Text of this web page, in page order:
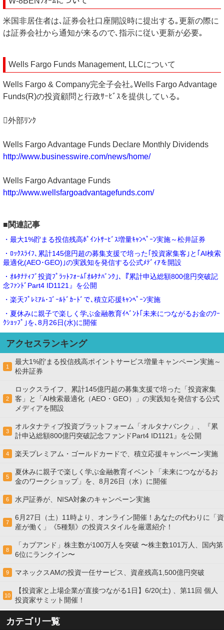
米国非居住者は､証券会社口座開設時に提出する｡更新の際に
は証券会社から通知が来るので､指示に従い更新が必要｡
Wells Fargo Funds Management, LLCについて
Wells Fargo & Company完全子会社｡Wells Fargo Advantage
Funds(R)の投資顧問と行政ｻｰﾋﾞｽを提供している｡
外部ﾘﾝｸ
Wells Fargo Advantage Funds Declare Monthly Dividends
http://www.businesswire.com/news/home/
Wells Fargo Advantage Funds
http://www.wellsfargoadvantagefunds.com/
■関連記事
・最大1%貯まる投信残高ﾎﾟｲﾝﾄｻｰﾋﾞｽ増量ｷｬﾝﾍﾟｰﾝ実施～松井証券
・ﾛｯｸｽﾗｲﾌ､累計145億円超の募集支援で培った｢投資家集客｣と｢AI検索
最適化(AEO･GEO)｣の実践知を発信する公式ﾒﾃﾞｨｱを開設
・ｵﾙﾀﾅﾃｨﾌﾞ投資ﾌﾟﾗｯﾄﾌｫｰﾑ｢ｵﾙﾀﾅﾊﾞﾝｸ｣､『累計申込総額800億円突破記
念ﾌｧﾝﾄﾞPart4 ID1121』を公開
・楽天ﾌﾟﾚﾐｱﾑ･ｺﾞｰﾙﾄﾞｶｰﾄﾞで､積立応援ｷｬﾝﾍﾟｰﾝ実施
・夏休みに親子で楽しく学ぶ金融教育ｲﾍﾞﾝﾄ｢未来につながるお金のﾜｰ
ｸｼｮｯﾌﾟ｣を､8月26日(水)に開催
アクセスランキング
1
最大1%貯まる投信残高ポイントサービス増量キャンペーン実施～
松井証券
2
ロックスライフ、累計145億円超の募集支援で培った「投資家集
客」と「AI検索最適化（AEO・GEO）」の実践知を発信する公式
メディアを開設
3
オルタナティブ投資プラットフォーム「オルタナバンク」、『累
計申込総額800億円突破記念ファンドPart4 ID1121』を公開
4 楽天プレミアム・ゴールドカードで、積立応援キャンペーン実施
5
夏休みに親子で楽しく学ぶ金融教育イベント「未来につながるお
金のワークショップ」を、8月26日（水）に開催
6 水戸証券が、NISA対象のキャンペーン実施
7
6月27日（土）11時より、オンライン開催！あなたの代わりに「資
産が働く」《5種類》の投資スタイルを厳選紹介！
8
「カブアンド」株主数が100万人を突破 〜株主数101万人、国内第
6位にランクイン〜
9 マネックスAMの投資一任サービス、資産残高1,500億円突破
10
【投資家と上場企業が直接つながる1日】6/20(土) 、第11回 個人
投資家サミット開催！
カテゴリ一覧